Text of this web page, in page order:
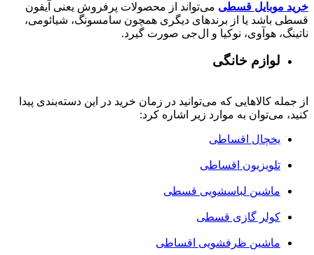
خرید موبایل قسطی می‌تواند از محصولات پرفروش یعنی آیفون
قسطی باشد یا از برندهای دیگری همچون سامسونگ، شیائومی،
ناتینگ، هوآوی، نوکیا و ال‌جی صورت گیرد.
لوازم خانگی
از جمله کالاهایی که می‌توانید در زمان خرید در این دسته‌بندی پیدا
کنید، می‌توان به موارد زیر اشاره کرد:
یخچال اقساطی
تلویزیون اقساطی
ماشین لباسشویی قسطی
کولر گازی قسطی
ماشین ظرفشویی اقساطی